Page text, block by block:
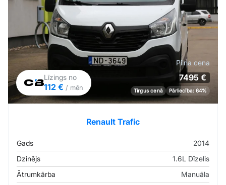
Līzings no
112 € / mēn
Pilna cena
7495 €
Tirgus cenā Pārliecība: 64%
Renault Trafic
Gads
2014
Dzinējs
1.6L Dīzelis
Ātrumkārba
Manuāla